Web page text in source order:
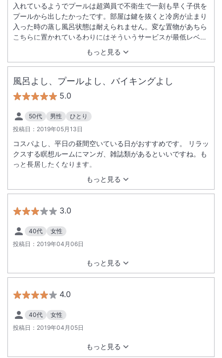
もっと見る
入れているようでプールは超満員で不衛生で一刻も早く子供を
プールから出したかったです。部屋は鍵を抜くと冷房が止まり
入った時の蒸し風呂状態は耐えられません。変な置物があちら
こちらに置かれているわりにはそういうサービスが最低レベル
で値段の割に満足感はありませんでした。
風呂よし、プールよし、バイキングよし
5.0
50代 男性
ひとり
投稿日： 2019年05月13日
もっと見る
コスパよし、平日の昼間空いている日がおすすめです。 リラッ
クスする瞑想ルームにマンガ、雑誌類があるといいですね。も
っと長居したくなります。
3.0
40代
女性
投稿日： 2019年04月06日
もっと見る
4.0
40代
女性
投稿日： 2019年04月05日
もっと見る